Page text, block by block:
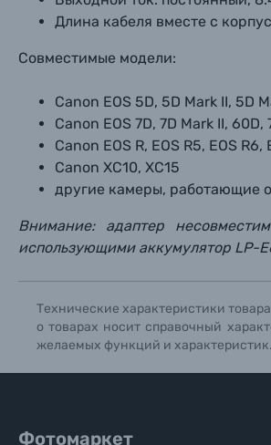
Уценённые товары
Длина кабеля вместе с
Совместимые модели:
Canon EOS 5D, 5D Mark II, 5D
Canon EOS 7D, 7D Mark II, 60D,
Canon EOS R, EOS R5, EOS R6,
Canon XC10, XC15
другие камеры, работающие
Внимание: адаптер
использующими аккумулятор LP-
Технические характеристики
о товарах носит справочный
желаемых функций и характеристик.
Фотомаркет